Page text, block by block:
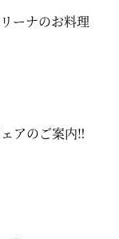
ーナのお料理
アのご案内‼